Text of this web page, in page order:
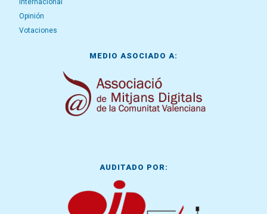
Internacional
Opinión
Votaciones
MEDIO ASOCIADO A:
AUDITADO POR: